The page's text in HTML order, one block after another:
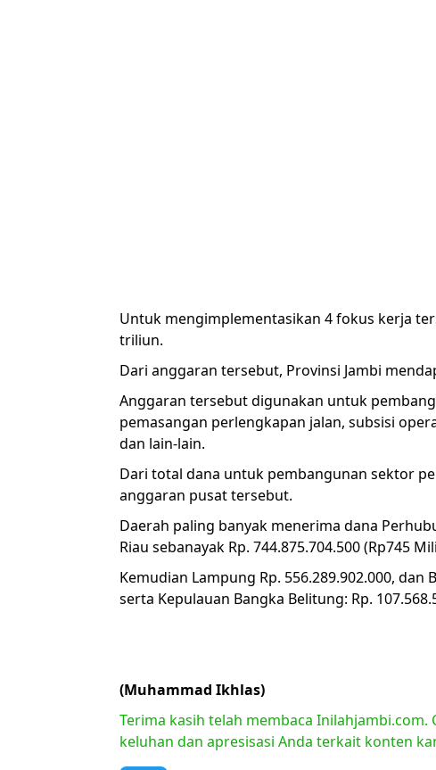
Untuk mengimplementasikan 4 fokus kerja
triliun.
Dari anggaran tersebut, Provinsi Jambi
Anggaran tersebut digunakan untuk
pemasangan perlengkapan jalan, subsisi
dan lain-lain.
Dari total dana untuk pembangunan sektor
anggaran pusat tersebut.
Daerah paling banyak menerima dana
Riau sebanayak Rp. 744.875.704.500 (Rp745
Kemudian Lampung Rp. 556.289.902.000, dan
serta Kepulauan Bangka Belitung: Rp.
(Muhammad Ikhlas)
Terima kasih telah membaca
keluhan dan apresisasi Anda terkait konten